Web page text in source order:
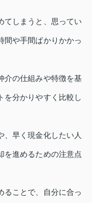
てしまうと、思ってい
間や手間ばかりかかっ
介の仕組みや特徴を基
を分かりやすく比較し
、早く現金化したい人
を進めるための注意点
ることで、自分に合っ